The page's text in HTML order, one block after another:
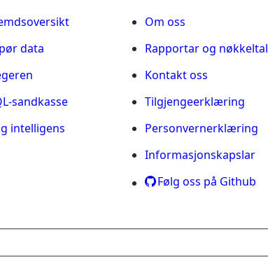
data
sandkasse
intelligens
Om oss
Rapportar og nøkkeltal
Kontakt oss
Tilgjengeerklæring
Personvernerklæring
Informasjonskapslar
Følg oss på Github